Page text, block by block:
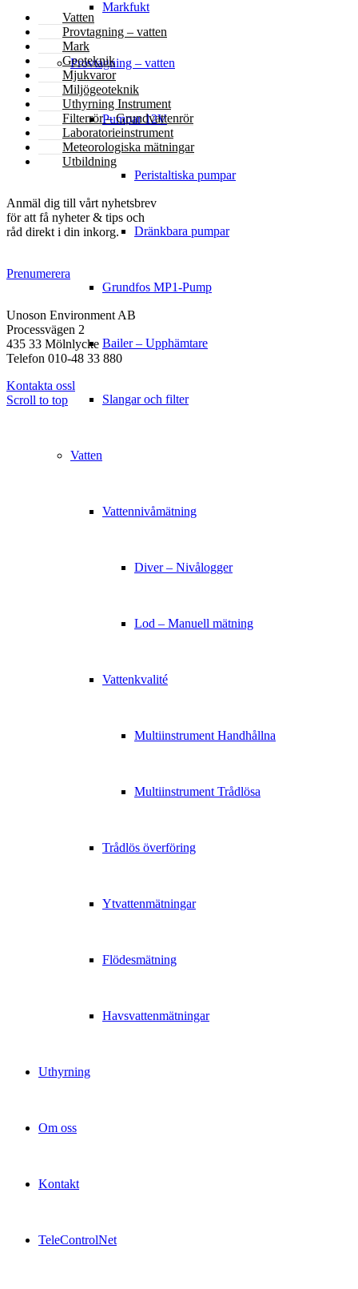
Markfukt
Provtagning – vatten
Pumpar 12V
Peristaltiska pumpar
Dränkbara pumpar
Grundfos MP1-Pump
Bailer – Upphämtare
Slangar och filter
Vatten
Vattennivåmätning
Diver – Nivålogger
Lod – Manuell mätning
Vattenkvalité
Multiinstrument Handhållna
Multiinstrument Trådlösa
Trådlös överföring
Ytvattenmätningar
Flödesmätning
Havsvattenmätningar
Uthyrning
Om oss
Kontakt
TeleControlNet
Vatten
Provtagning – vatten
Mark
Geoteknik
Mjukvaror
Miljögeoteknik
Uthyrning Instrument
Filterrör – Grundvattenrör
Laboratorieinstrument
Meteorologiska mätningar
Utbildning
Anmäl dig till vårt nyhetsbrev
för att få nyheter & tips och
råd direkt i din inkorg.
Prenumerera
Unoson Environment AB
Processvägen 2
435 33 Mölnlycke
Telefon 010-48 33 880
Kontakta ossl
Scroll to top